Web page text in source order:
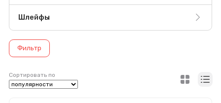
Шлейфы
Фильтр
Сортировать по